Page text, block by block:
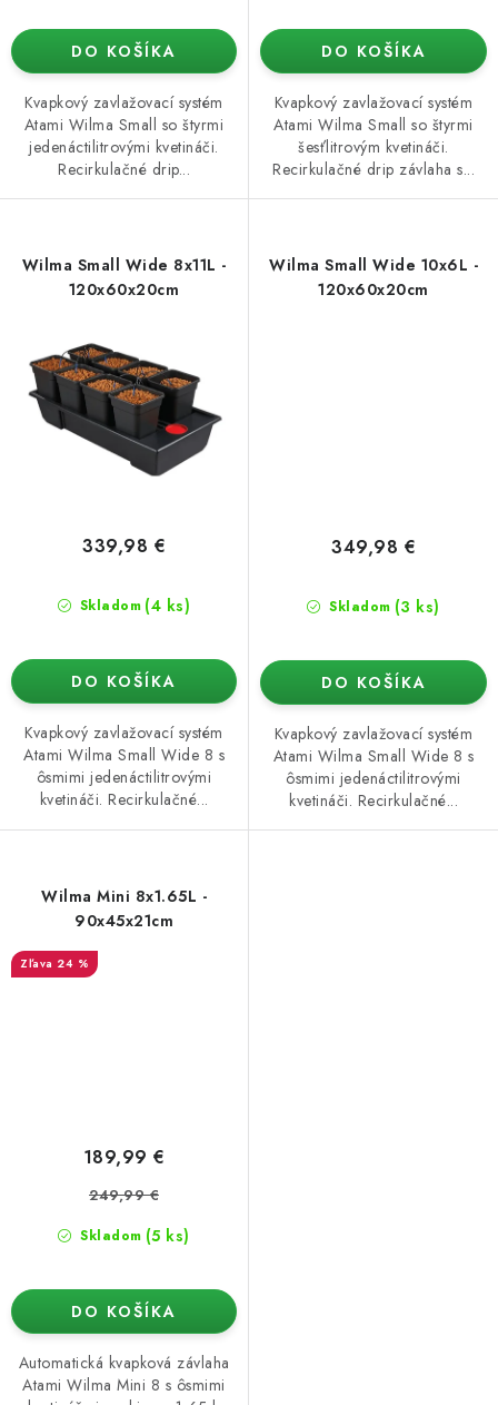
DO KOŠÍKA
Kvapkový zavlažovací systém
Atami Wilma Small so štyrmi
jedenáctilitrovými kvetináči.
Recirkulačné drip...
DO KOŠÍKA
Kvapkový zavlažovací systém
Atami Wilma Small so štyrmi
šesťlitrovým kvetináči.
Recirkulačné drip závlaha s...
Wilma Small Wide 8x11L -
120x60x20cm
Skladom (4 ks)
339,98 €
DO KOŠÍKA
Kvapkový zavlažovací systém
Atami Wilma Small Wide 8 s
ôsmimi jedenáctilitrovými
kvetináči. Recirkulačné...
Wilma Small Wide 10x6L -
120x60x20cm
Skladom (3 ks)
349,98 €
DO KOŠÍKA
Kvapkový zavlažovací systém
Atami Wilma Small Wide 8 s
ôsmimi jedenáctilitrovými
kvetináči. Recirkulačné...
Wilma Mini 8x1.65L -
90x45x21cm
24 %
Skladom (5 ks)
189,99 €
249,99 €
DO KOŠÍKA
Automatická kvapková závlaha
Atami Wilma Mini 8 s ôsmimi